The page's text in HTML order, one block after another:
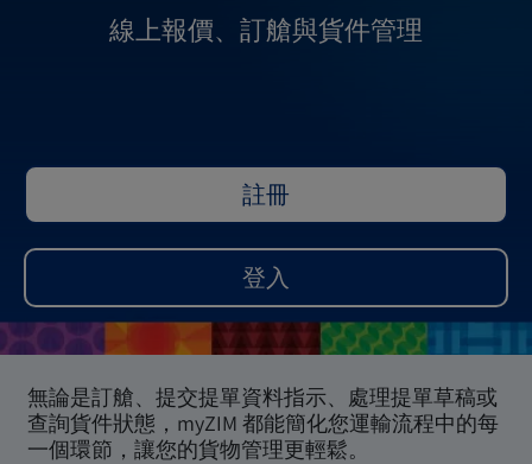
線上報價、訂艙與貨件管理
註冊
登入
無論是訂艙、提交提單資料指示、處理提單草稿或
查詢貨件狀態，myZIM 都能簡化您運輸流程中的每
一個環節，讓您的貨物管理更輕鬆。